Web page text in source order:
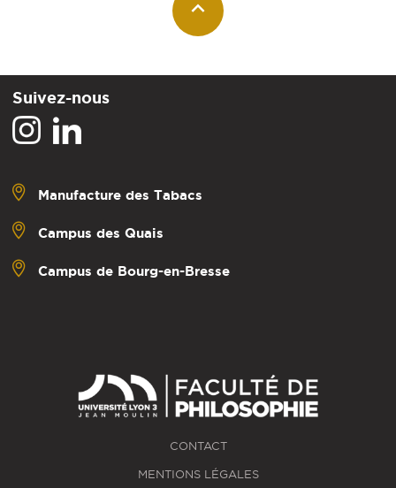
Suivez-nous
Manufacture des Tabacs
Campus des Quais
Campus de Bourg-en-Bresse
CONTACT
MENTIONS LÉGALES